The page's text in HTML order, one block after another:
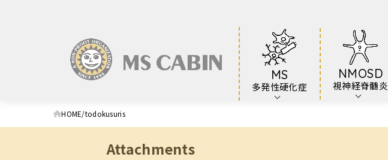
MS
多発性硬化症
NMOSD
視神経脊髄炎
HOME todokusuris
Attachments